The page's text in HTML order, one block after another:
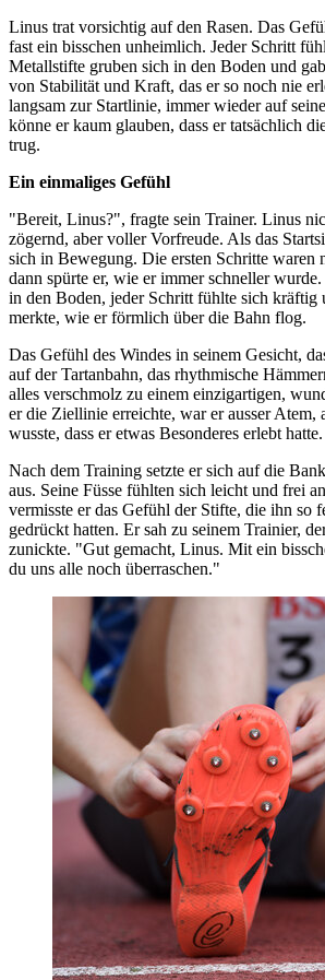
Linus trat vorsichtig auf den Rasen. Das
fast ein bisschen unheimlich. Jeder Schritt
Metallstifte gruben sich in den Boden und
von Stabilität und Kraft, das er so noch nie
langsam zur Startlinie, immer wieder auf
könne er kaum glauben, dass er tatsächlich
trug.
Ein einmaliges Gefühl
"Bereit, Linus?", fragte sein Trainer. Linus
zögernd, aber voller Vorfreude. Als das
sich in Bewegung. Die ersten Schritte waren
dann spürte er, wie er immer schneller
in den Boden, jeder Schritt fühlte sich kräftig
merkte, wie er förmlich über die Bahn flog.
Das Gefühl des Windes in seinem Gesicht,
auf der Tartanbahn, das rhythmische
alles verschmolz zu einem einzigartigen,
er die Ziellinie erreichte, war er ausser Atem,
wusste, dass er etwas Besonderes erlebt hatte.
Nach dem Training setzte er sich auf die
aus. Seine Füsse fühlten sich leicht und frei
vermisste er das Gefühl der Stifte, die ihn so
gedrückt hatten. Er sah zu seinem Trainier,
zunickte. "Gut gemacht, Linus. Mit ein
du uns alle noch überraschen."